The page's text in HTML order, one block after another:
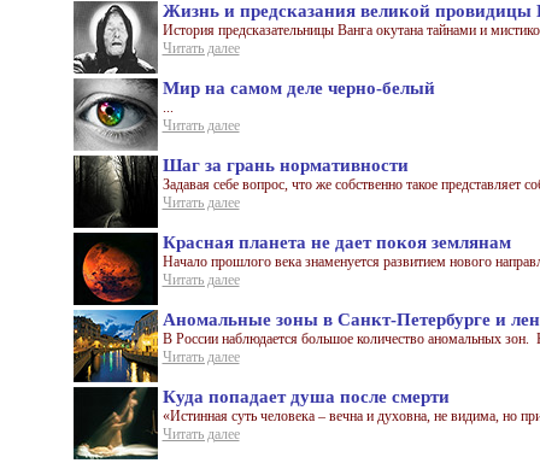
Жизнь и предсказания великой провидицы
История предсказательницы Ванга окутана тайнами и
Читать далее
Мир на самом деле черно-белый
...
Читать далее
Шаг за грань нормативности
Задавая себе вопрос, что же собственно такое представляет
Читать далее
Красная планета не дает покоя землянам
Начало прошлого века знаменуется развитием нового
Читать далее
Аномальные зоны в Санкт-Петербурге и
В России наблюдается большое количество аномальных зон.
Читать далее
Куда попадает душа после смерти
«Истинная суть человека – вечна и духовна, не видима, но
Читать далее